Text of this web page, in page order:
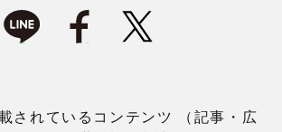
されているコンテンツ （記事・広